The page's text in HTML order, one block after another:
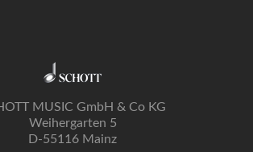
MUSIC GmbH & Co KG
Weihergarten 5
D-55116 Mainz